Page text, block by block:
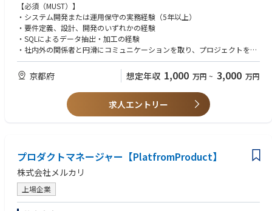
〇プロダクトオーナー
・期待役割：ITプラットフォームの構築を将来的に目指すべく、経営オー
ナーと一体となり、開発フロントエンド（ジャンカラアプリ）を中心とし
たチームをマネジメントしながら、サービス実装を進める。経営戦略やIT/
くイメージ。
・サービス参考： https://jankara.ne.jp/pr/quick/
〇プロダクトエンジニア
・期待役割：ジャンカラアプリの技術開発責任者（幅の広い領域が望まし
ションアーキテクチャ等）
・複数のシステムやアプリケーションの連携・統合に特化し、特に、複数
あるシステムの互換性やフレームワークなどの設計業務をしたことがある
（インテグレーションアーキテクチャ等）
【必須（MUST）】
・システム開発または運用保守の実務経験（5年以上）
・要件定義、設計、開発のいずれかの経験
・SQLによるデータ抽出・加工の経験
・社内外の関係者と円滑にコミュニケーションを取り、プロジェクトを推
進できる方
・業務改善やDXに興味があり、主体的に課題解決へ取り組める方
・マネジメント経験のある方
【歓迎（WANT）】
・AIを活用したシステム開発（AI駆動開発）の経験
京都府 想定年収 1,000 万円 ~ 3,000 万円
求人エントリー
プロダクトマネージャー【PlatfromProduct】
株式会社メルカリ
上場企業